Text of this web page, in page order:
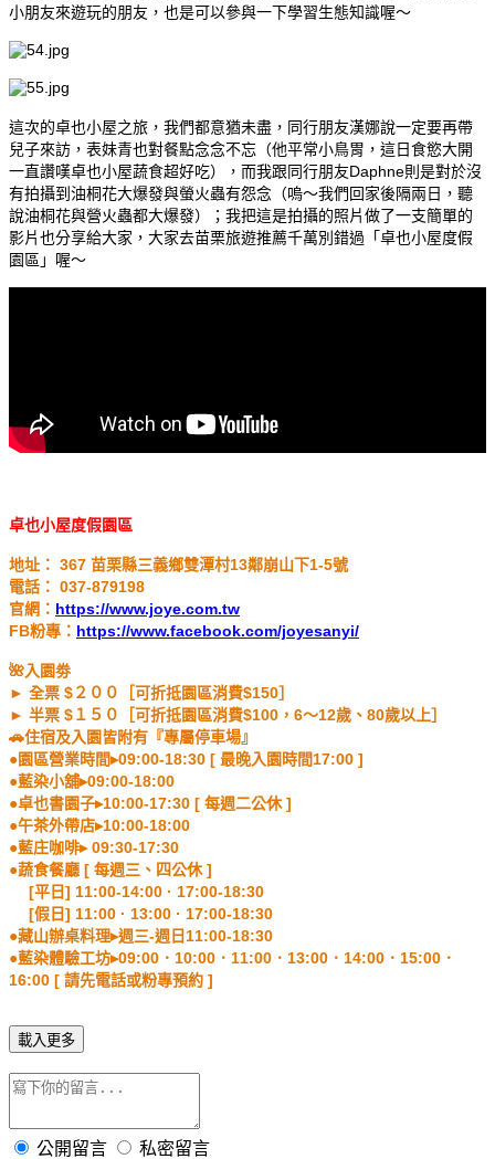
小朋友來遊玩的朋友，也是可以參與一下學習生態知識喔～
這次的卓也小屋之旅，我們都意猶未盡，同行朋友漢娜說一定要再帶
兒子來訪，表妹青也對餐點念念不忘（他平常小鳥胃，這日食慾大開
一直讚嘆卓也小屋蔬食超好吃），而我跟同行朋友Daphne則是對於沒
有拍攝到油桐花大爆發與螢火蟲有怨念（嗚～我們回家後隔兩日，聽
說油桐花與營火蟲都大爆發）；我把這是拍攝的照片做了一支簡單的
影片也分享給大家，大家去苗栗旅遊推薦千萬別錯過「卓也小屋度假
園區」喔～
卓也小屋度假園區
地址： 367 苗栗縣三義鄉雙潭村13鄰崩山下1-5號
電話： 037-879198
官網： https://www.joye.com.tw
FB粉專： https://www.facebook.com/joyesanyi/
🌺入園劵
► 全票 $２００［可折抵園區消費$150］
► 半票 $１５０［可折抵園區消費$100，6～12歲、80歲以上］
🚗住宿及入園皆附有『專屬停車場』
●園區營業時間▸09:00-18:30 [ 最晚入園時間17:00 ]
●藍染小舖▸09:00-18:00
●卓也書園子▸10:00-17:30 [ 每週二公休 ]
●午茶外帶店▸10:00-18:00
●藍庄咖啡▸ 09:30-17:30
●蔬食餐廳 [ 每週三、四公休 ]
[平日] 11:00-14:00 · 17:00-18:30
[假日] 11:00 · 13:00 · 17:00-18:30
●藏山辦桌料理▸週三-週日11:00-18:30
●藍染體驗工坊▸09:00．10:00．11:00．13:00．14:00．15:00．
16:00 [ 請先電話或粉專預約 ]
載入更多
公開留言 私密留言